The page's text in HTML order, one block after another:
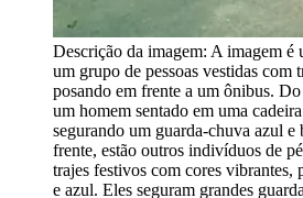
Descrição da imagem: A imagem é
um grupo de pessoas vestidas com
posando em frente a um ônibus.
um homem sentado em uma
segurando um guarda-chuva azul e
frente, estão outros indivíduos de
trajes festivos com cores vibrantes,
e azul. Eles seguram grandes